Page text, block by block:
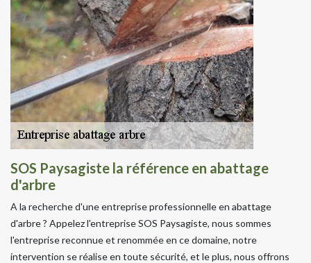
SOS Paysagiste la référence en abattage
d'arbre
A la recherche d'une entreprise professionnelle en abattage
d'arbre ? Appelez l'entreprise SOS Paysagiste, nous sommes
l'entreprise reconnue et renommée en ce domaine, notre
intervention se réalise en toute sécurité, et le plus, nous offrons